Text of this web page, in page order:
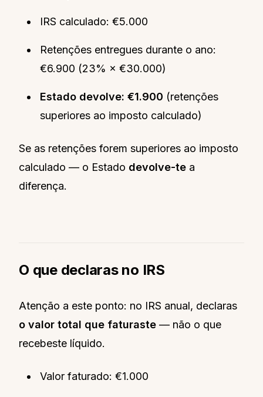
IRS calculado: €5.000
Retenções entregues durante o ano:
€6.900 (23% × €30.000)
Estado devolve: €1.900 (retenções
superiores ao imposto calculado)
Se as retenções forem superiores ao imposto
calculado — o Estado devolve-te a
diferença.
O que declaras no IRS
Atenção a este ponto: no IRS anual, declaras
o valor total que faturaste — não o que
recebeste líquido.
Valor faturado: €1.000